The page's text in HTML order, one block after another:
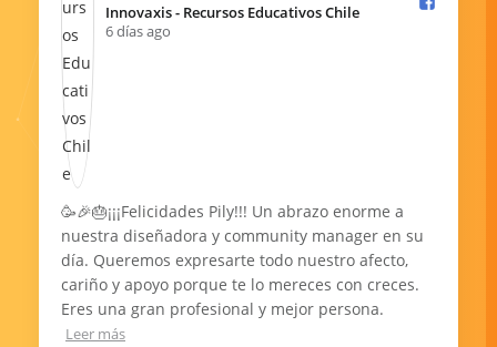
Innovaxis - Recursos Educativos Chile️
6 días ago
🥳🎉🎂¡¡¡Felicidades Pily!!! Un abrazo enorme a
nuestra diseñadora y community manager en su
día. Queremos expresarte todo nuestro afecto,
cariño y apoyo porque te lo mereces con creces.
Eres una gran profesional y mejor persona.
Leer más